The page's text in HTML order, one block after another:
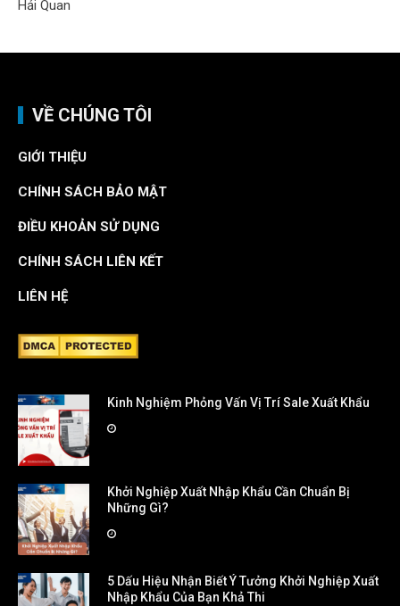
VỀ CHÚNG TÔI
GIỚI THIỆU
CHÍNH SÁCH BẢO MẬT
ĐIỀU KHOẢN SỬ DỤNG
CHÍNH SÁCH LIÊN KẾT
LIÊN HỆ
Kinh Nghiệm Phỏng Vấn Vị Trí Sale Xuất Khẩu
Khởi Nghiệp Xuất Nhập Khẩu Cần Chuẩn Bị
Những Gì?
5 Dấu Hiệu Nhận Biết Ý Tưởng Khởi Nghiệp Xuất
Nhập Khẩu Của Bạn Khả Thi